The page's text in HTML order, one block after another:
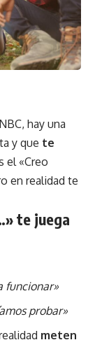
hay una
y que te
el «Creo
en realidad te
te juega
funcionar»
probar»
meten